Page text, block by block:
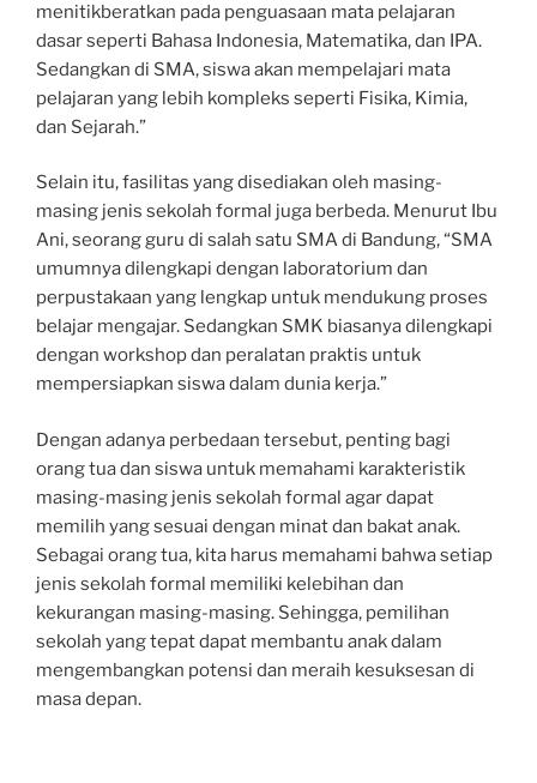
menitikberatkan pada penguasaan mata pelajaran
dasar seperti Bahasa Indonesia, Matematika, dan IPA.
Sedangkan di SMA, siswa akan mempelajari mata
pelajaran yang lebih kompleks seperti Fisika, Kimia,
dan Sejarah.”
Selain itu, fasilitas yang disediakan oleh masing-
masing jenis sekolah formal juga berbeda. Menurut Ibu
Ani, seorang guru di salah satu SMA di Bandung, “SMA
umumnya dilengkapi dengan laboratorium dan
perpustakaan yang lengkap untuk mendukung proses
belajar mengajar. Sedangkan SMK biasanya dilengkapi
dengan workshop dan peralatan praktis untuk
mempersiapkan siswa dalam dunia kerja.”
Dengan adanya perbedaan tersebut, penting bagi
orang tua dan siswa untuk memahami karakteristik
masing-masing jenis sekolah formal agar dapat
memilih yang sesuai dengan minat dan bakat anak.
Sebagai orang tua, kita harus memahami bahwa setiap
jenis sekolah formal memiliki kelebihan dan
kekurangan masing-masing. Sehingga, pemilihan
sekolah yang tepat dapat membantu anak dalam
mengembangkan potensi dan meraih kesuksesan di
masa depan.